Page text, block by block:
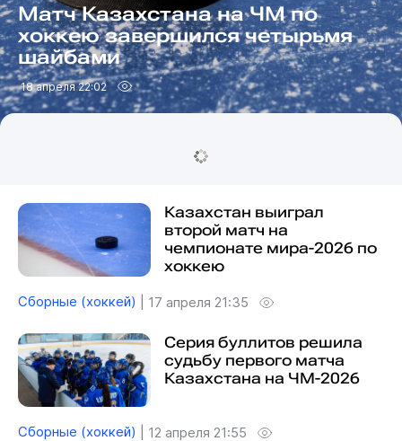
Матч Казахстана на ЧМ по
хоккею завершился четырьмя
шайбами
18 апреля 22:02
Казахстан выиграл
второй матч на
чемпионате мира-2026 по
хоккею
Сборные (хоккей) 17 апреля 21:35
Серия буллитов решила
судьбу первого матча
Казахстана на ЧМ-2026
Сборные (хоккей) 12 апреля 21:55